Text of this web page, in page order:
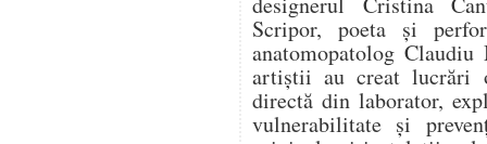
Scripor, poeta și
anatomopatolog
artiștii au creat lucrări
directă din laborator,
vulnerabilitate și